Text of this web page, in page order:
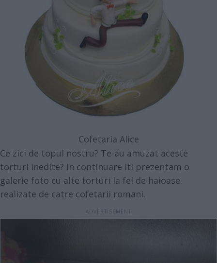
Cofetaria Alice
Ce zici de topul nostru? Te-au amuzat aceste
torturi inedite? In continuare iti prezentam o
galerie foto cu alte torturi la fel de haioase.
realizate de catre cofetarii romani.